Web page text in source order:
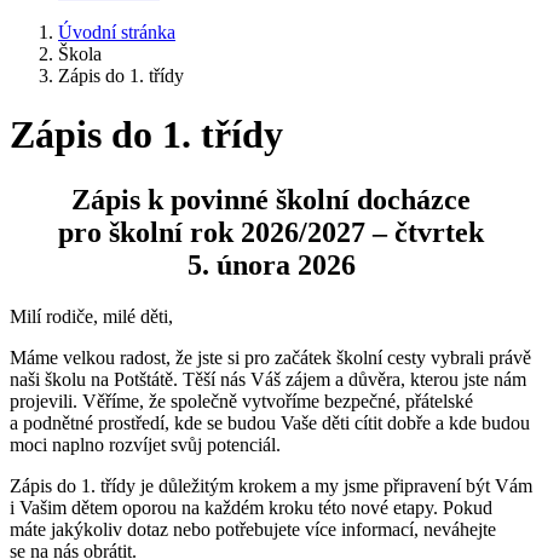
Úvodní stránka
Škola
Zápis do 1. třídy
Zápis do 1. třídy
Zápis k povinné školní docházce
pro školní rok 2026/2027 – čtvrtek
5. února 2026
Milí rodiče, milé děti,
Máme velkou radost, že jste si pro začátek školní cesty vybrali právě
naši školu na Potštátě. Těší nás Váš zájem a důvěra, kterou jste nám
projevili. Věříme, že společně vytvoříme bezpečné, přátelské
a podnětné prostředí, kde se budou Vaše děti cítit dobře a kde budou
moci naplno rozvíjet svůj potenciál.
Zápis do 1. třídy je důležitým krokem a my jsme připravení být Vám
i Vašim dětem oporou na každém kroku této nové etapy. Pokud
máte jakýkoliv dotaz nebo potřebujete více informací, neváhejte
se na nás obrátit.